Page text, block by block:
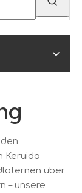
Keruida
über
– unsere